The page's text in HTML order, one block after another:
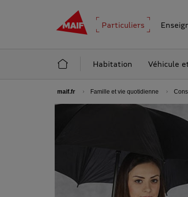
MAIF - Allez à l'accueil de maif.fr
Particuliers
Accueil Particuliers
Habitation Véhicule
maif.fr Famille et vie quotidienne